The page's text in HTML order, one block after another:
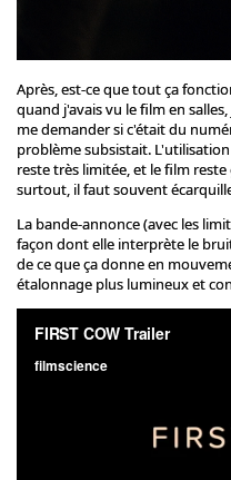
Après, est-ce que tout ça
quand j'avais vu le film en salles,
me demander si c'était du
problème subsistait.
reste très limitée, et le film
surtout, il faut souvent
La bande-annonce (avec les
façon dont elle interprète le
de ce que ça donne en
étalonnage plus lumineux et